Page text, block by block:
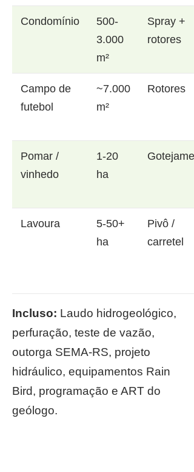
Condomínio
500-
3.000
m²
Spray +
rotores
Campo de
futebol
~7.000
m²
Rotores
Pomar /
vinhedo
1-20
ha
Lavoura
5-50+
ha
Pivô /
carretel
Incluso: Laudo hidrogeológico,
perfuração, teste de vazão,
outorga SEMA-RS, projeto
hidráulico, equipamentos Rain
Bird, programação e ART do
geólogo.